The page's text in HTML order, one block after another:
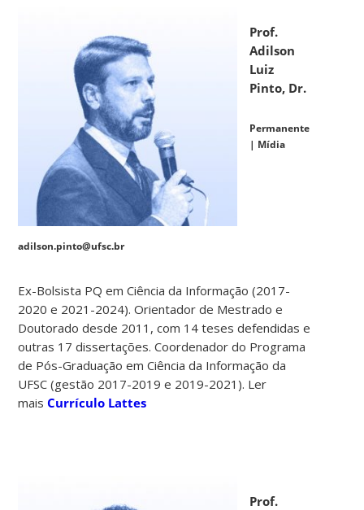
Prof.
Adilson
Luiz
Pinto, Dr.
Permanente
| Mídia
adilson.pinto@ufsc.br
Ex-Bolsista PQ em Ciência da Informação (2017-
2020 e 2021-2024). Orientador de Mestrado e
Doutorado desde 2011, com 14 teses defendidas e
outras 17 dissertações. Coordenador do Programa
de Pós-Graduação em Ciência da Informação da
UFSC (gestão 2017-2019 e 2019-2021). Ler
maisCurrículo Lattes
Prof.